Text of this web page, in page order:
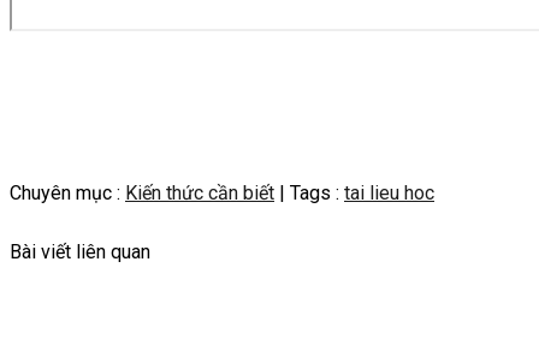
Chuyên mục : Kiến thức cần biết | Tags : tai lieu hoc
Bài viết liên quan